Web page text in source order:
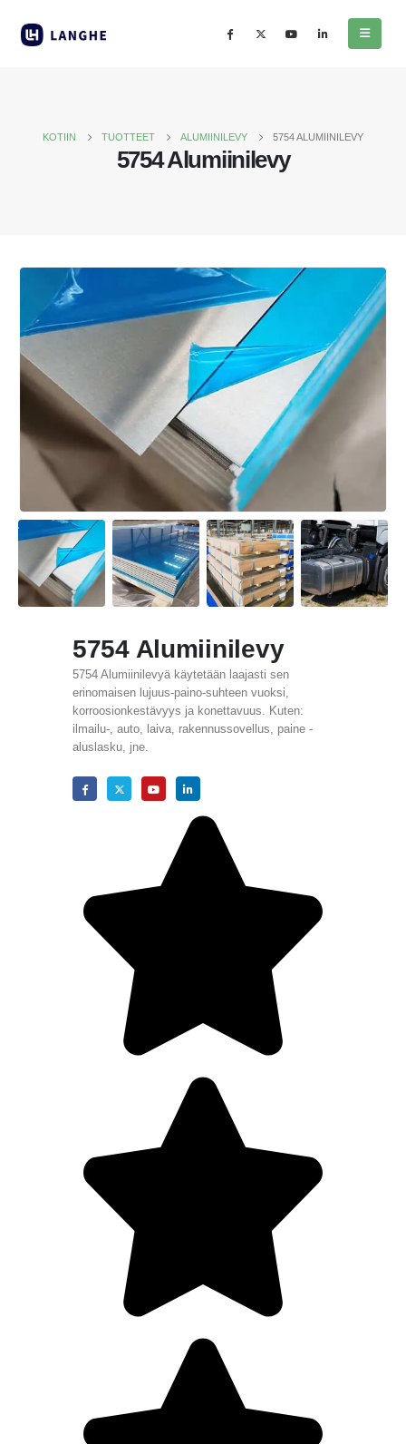
KOTIIN TUOTTEET ALUMIINILEVY 5754 ALUMIINILEVY
5754 Alumiinilevy
5754 Alumiinilevy
5754 Alumiinilevyä käytetään laajasti sen
erinomaisen lujuus-paino-suhteen vuoksi,
korroosionkestävyys ja konettavuus. Kuten:
ilmailu-, auto, laiva, rakennussovellus, paine -
aluslasku, jne.